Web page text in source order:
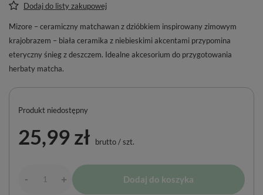
Dodaj do listy zakupowej
Mizore – ceramiczny matchawan z dzióbkiem inspirowany zimowym
krajobrazem – biała ceramika z niebieskimi akcentami przypomina
eteryczny śnieg z deszczem. Idealne akcesorium do przygotowania
herbaty matcha.
Produkt niedostępny
25,99 zł brutto/szt.
- + Dodaj do koszyka